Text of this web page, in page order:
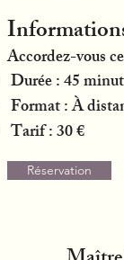
Accordez-vous
Durée : 45
Format : À
Tarif : 30 €
Réservation